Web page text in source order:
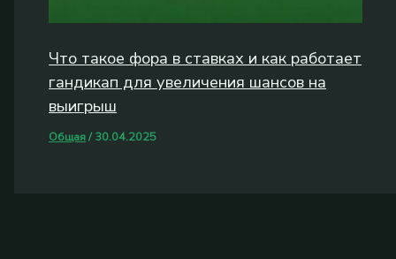
Что такое фора в ставках и как работает
гандикап для увеличения шансов на
выигрыш
Общая/ 30.04.2025